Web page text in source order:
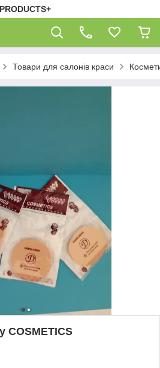
Товари для салонів краси
COSMETICS